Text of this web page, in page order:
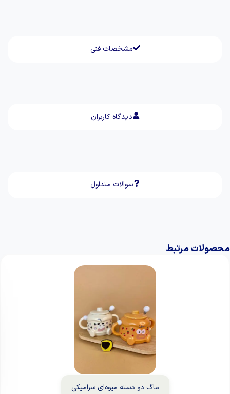
مشخصات فنی
دیدگاه کاربران
سوالات متداول
محصولات مرتبط
ماگ دو دسته میوه‌ای سرامیکی